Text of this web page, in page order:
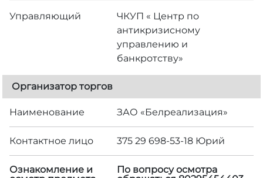
Управляющий
ЧКУП « Центр по
антикризисному
управлению и
банкротству»
Организатор торгов
Наименование ЗАО «Белреализация»
Контактное лицо 375 29 698-53-18 Юрий
Ознакомление и
По вопросу осмотра